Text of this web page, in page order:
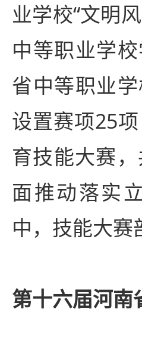
业学校“文明
中等职业学
省中等职业
设置赛项25
育技能大赛
面推动落实
中，技能大
第十六届河南